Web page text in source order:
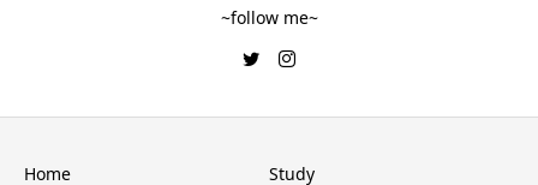
~follow me~
Home Study